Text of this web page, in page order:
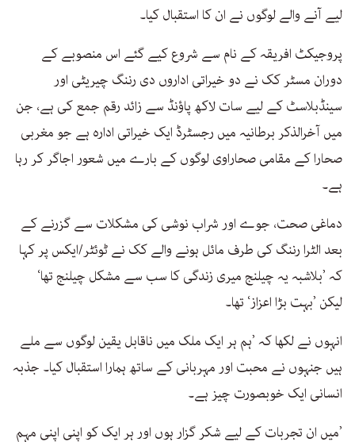
لیے آنے والے لوگوں نے ان کا استقبال کیا۔
پروجیکٹ افریقہ کے نام سے شروع کیے گئے اس منصوبے کے
دوران مسٹر کک نے دو خیراتی اداروں دی رننگ چیریٹی اور
سینڈبلاسٹ کے لیے سات لاکھ پاؤنڈ سے زائد رقم جمع کی ہے، جن
میں آخرالذکر برطانیہ میں رجسٹرڈ ایک خیراتی ادارہ ہے جو مغربی
صحارا کے مقامی صحاراوی لوگوں کے بارے میں شعور اجاگر کر رہا
ہے۔
دماغی صحت، جوے اور شراب نوشی کی مشکلات سے گزرنے کے
بعد الٹرا رننگ کی طرف مائل ہونے والے کک نے ٹوئٹر/ایکس پر کہا
کہ ’بلاشبہ یہ چیلنج میری زندگی کا سب سے مشکل چیلنج تھا‘
لیکن ’بہت بڑا اعزاز‘ تھا۔
انہوں نے لکھا کہ ’ہم ہر ایک ملک میں ناقابل یقین لوگوں سے ملے
ہیں جنہوں نے محبت اور مہربانی کے ساتھ ہمارا استقبال کیا۔ جذبہ
انسانی ایک خوبصورت چیز ہے۔
’میں ان تجربات کے لیے شکر گزار ہوں اور ہر ایک کو اپنی اپنی مہم